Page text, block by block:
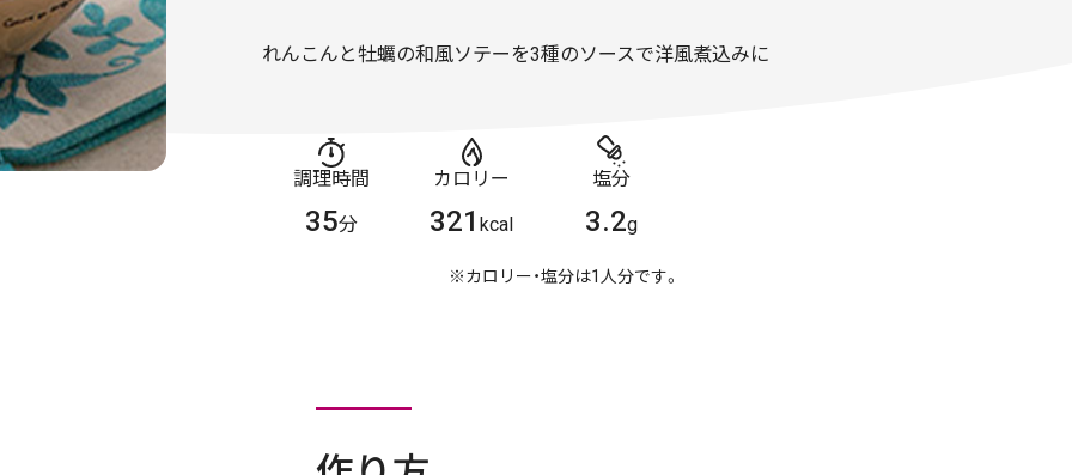
れんこんと牡蠣の和風ソテーを3種のソースで洋風煮込みに
調理時間
35分
カロリー
321 kcal
塩分
3.2g
※カロリー・塩分は1人分です。